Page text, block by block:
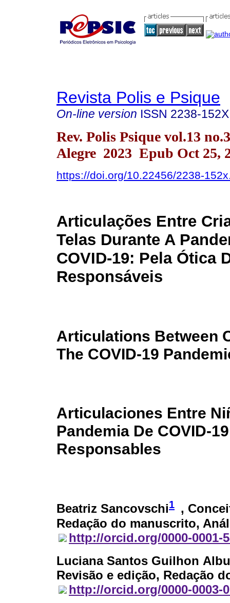
Revista Polis e Psique
On-line version ISSN 2238-152X
Rev. Polis Psique vol.13
Alegre 2023 Epub Oct 25,
https://doi.org/10.22456/2238-
Articulações Entre
Telas Durante A
COVID-19: Pela Ótica
Responsáveis
Articulations Between
The COVID-19
Articulaciones Entre
Pandemia De COVID-
Responsables
Beatriz Sancovschi1 ,
Redação do manuscrito,
http://orcid.org/0000-0001-
Luciana Santos Guilhon
Revisão e edição, Redação
http://orcid.org/0000-0003-